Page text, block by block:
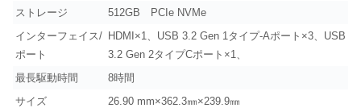
ストレージ
512GB PCIe NVMe
インターフェイス/
ポート
HDMI×1、USB 3.2 Gen 1タイプ-Aポート×3、USB
3.2 Gen 2タイプCポート×1、
最長駆動時間
8時間
サイズ
26.90 mm×362.3㎜×239.9㎜